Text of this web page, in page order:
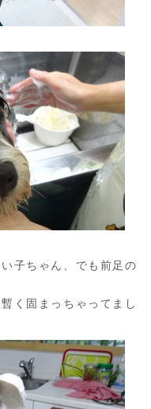
子ちゃん、でも前足の
く固まっちゃってまし